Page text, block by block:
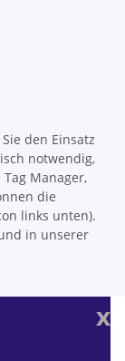
den Einsatz
notwendig,
Tag Manager,
die
links unten).
in unserer
x